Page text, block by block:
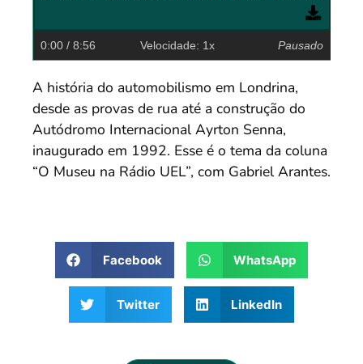
0:00 / 8:56 Velocidade: 1x Pausado
A história do automobilismo em Londrina,
desde as provas de rua até a construção do
Autódromo Internacional Ayrton Senna,
inaugurado em 1992. Esse é o tema da coluna
“O Museu na Rádio UEL”, com Gabriel Arantes.
Facebook WhatsApp
Twitter LinkedIn